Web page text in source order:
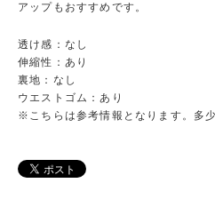
アップもおすすめです。
透け感：なし
伸縮性：あり
裏地：なし
ウエストゴム：あり
※こちらは参考情報となります。多